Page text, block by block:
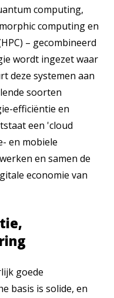
computing,
computing en
– gecombineerd
wordt ingezet waar
deze systemen aan
soorten
efficiëntie en
een 'cloud
en mobiele
en samen de
economie van
goede
basis is solide, en